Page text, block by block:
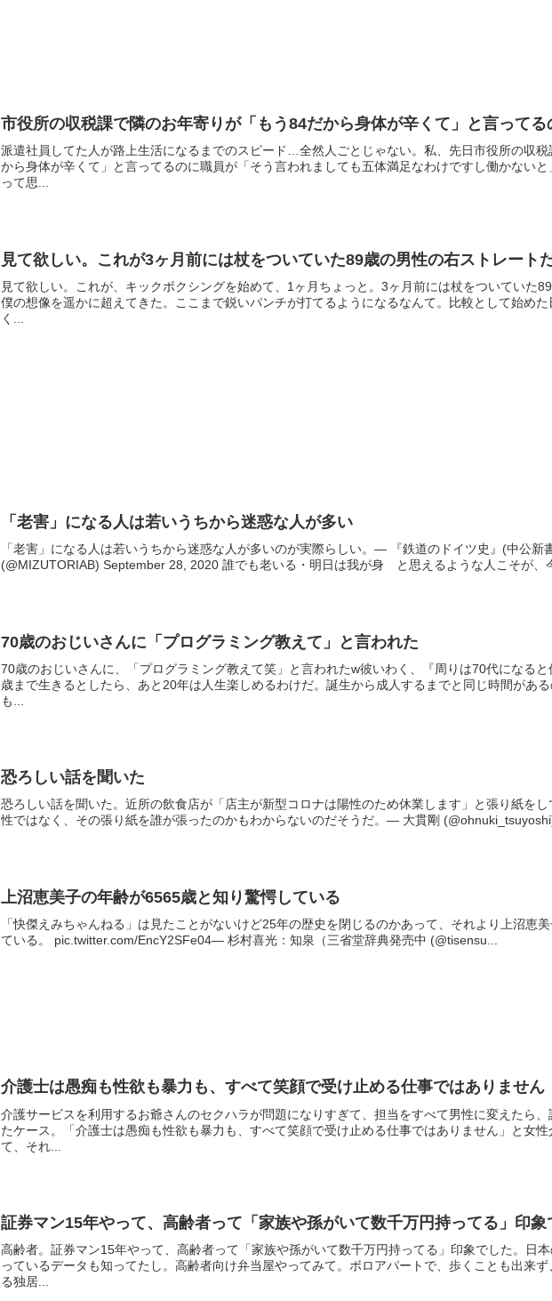
市役所の収税課で隣のお年寄りが「もう84だから身体が辛くて」と言ってる
派遣社員してた人が路上生活になるまでのスピード…全然人ごとじゃない。私、先日市役所の収
から身体が辛くて」と言ってるのに職員が「そう言われましても五体満足なわけですし働かない
って思...
見て欲しい。これが3ヶ月前には杖をついていた89歳の男性の右ストレート
見て欲しい。これが、キックボクシングを始めて、1ヶ月ちょっと。3ヶ月前には杖をついていた
僕の想像を遥かに超えてきた。ここまで鋭いパンチが打てるようになるなんて。比較として始め
く...
「老害」になる人は若いうちから迷惑な人が多い
「老害」になる人は若いうちから迷惑な人が多いのが実際らしい。— 『鉄道のドイツ史』(中公新
(@MIZUTORIAB) September 28, 2020 誰でも老いる・明日は我が身 と思えるような人こそが、
70歳のおじいさんに「プログラミング教えて」と言われた
70歳のおじいさんに、「プログラミング教えて笑」と言われたw彼いわく、『周りは70代になる
歳まで生きるとしたら、あと20年は人生楽しめるわけだ。誕生から成人するまでと同じ時間があ
も...
恐ろしい話を聞いた
恐ろしい話を聞いた。近所の飲食店が「店主が新型コロナは陽性のため休業します」と張り紙を
性ではなく、その張り紙を誰が張ったのかもわからないのだそうだ。— 大貫剛
上沼恵美子の年齢が6565歳と知り驚愕している
「快傑えみちゃんねる」は見たことがないけど25年の歴史を閉じるのかあって、それより上沼恵
ている。 pic.twitter.com/EncY2SFe04— 杉村喜光：知泉（三省堂辞典発売中 (@tisensu...
介護士は愚痴も性欲も暴力も、すべて笑顔で受け止める仕事ではありません
介護サービスを利用するお爺さんのセクハラが問題になりすぎて、担当をすべて男性に変えたら
たケース。「介護士は愚痴も性欲も暴力も、すべて笑顔で受け止める仕事ではありません」と女
て、それ...
証券マン15年やって、高齢者って「家族や孫がいて数千万円持ってる」印象
高齢者。証券マン15年やって、高齢者って「家族や孫がいて数千万円持ってる」印象でした。日
っているデータも知ってたし。高齢者向け弁当屋やってみて。ボロアパートで、歩くことも出来
る独居...